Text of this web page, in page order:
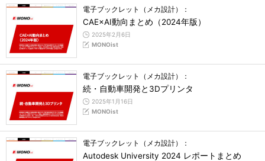
電子ブックレット（メカ設計）：
CAE×AI動向まとめ（2024年版）
2025年2月6日
MONOist
電子ブックレット（メカ設計）：
続・自動車開発と3Dプリンタ
2025年1月16日
MONOist
電子ブックレット（メカ設計）：
Autodesk University 2024 レポートまとめ